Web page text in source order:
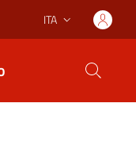
Lingua attiva:
ITA